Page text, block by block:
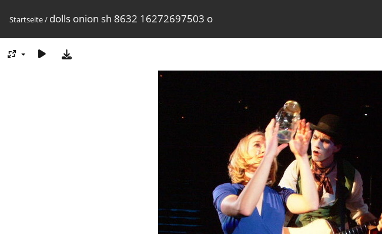
Startseite/ dolls onion sh 8632 16272697503 o